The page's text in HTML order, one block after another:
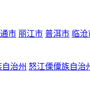
市 丽江市 普洱市 临
治州 怒江傈僳族自治